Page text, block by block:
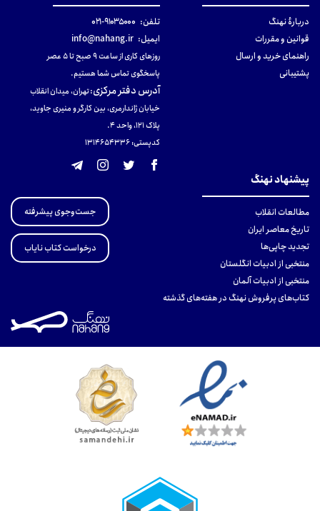
دربارهٔ نهنگ
قوانین و مقررات
راهنمای خرید و ارسال
پشتیبانی
تلفن: ۹۱۰۳۵۰۰۰-۰۲۱
ایمیل: info@nahang.ir
روزهای کاری از ساعت ۹ صبح تا ۵ عصر
پاسخگوی تماس شما هستیم.
آدرس دفتر مرکزی:تهران، میدان انقلاب
خیابان ژاندارمری، بین کارگر و منیری جاوید،
پلاک 121، واحد ۴.
کدپستی: 131465433۶
پیشنهاد نهنگ
مطالعات انقلاب
تاریخ معاصر ایران
تجدید چاپی‌ها
منتخبی از ادبیات انگلستان
منتخبی از ادبیات آلمان
کتاب‌های پرفروش نهنگ در هفته‌های گذشته
جست‌وجوی پیشرفته
درخواست کتاب نایاب